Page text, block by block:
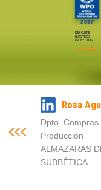
DESCUBRE
NUESTROS
PROYECTOS
Rosa
Dpto. Compras
Producción
ALMAZARAS
SUBBÉTICA